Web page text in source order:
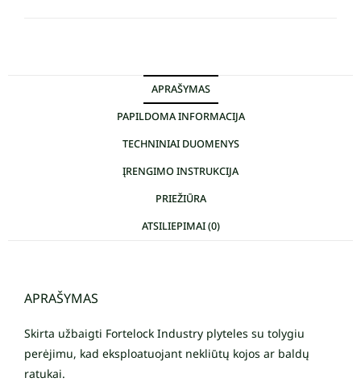
APRAŠYMAS
PAPILDOMA INFORMACIJA
TECHNINIAI DUOMENYS
ĮRENGIMO INSTRUKCIJA
PRIEŽIŪRA
ATSILIEPIMAI (0)
APRAŠYMAS
Skirta užbaigti Fortelock Industry plyteles su tolygiu
perėjimu, kad eksploatuojant nekliūtų kojos ar baldų
ratukai.